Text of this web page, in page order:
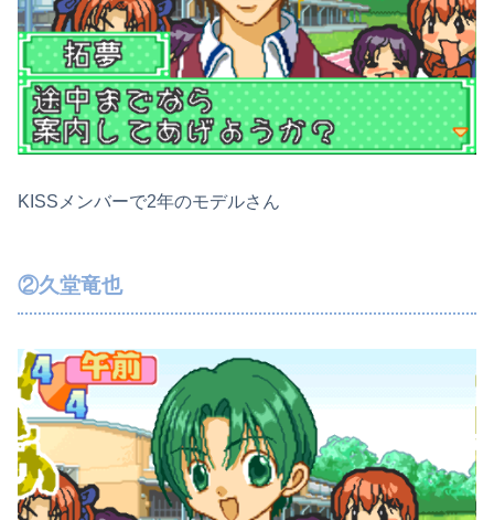
KISSメンバーで2年のモデルさん
②久堂竜也